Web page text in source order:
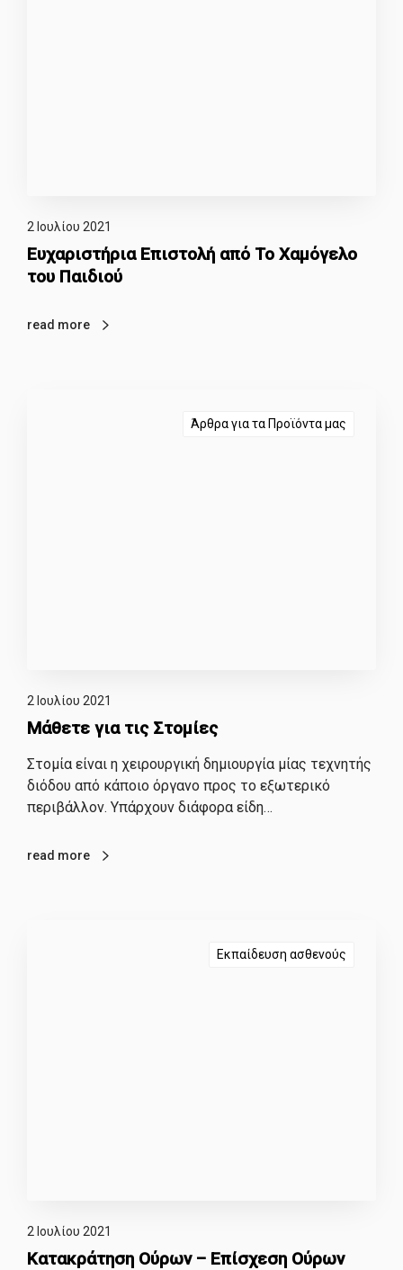
2 Ιουλίου 2021
Ευχαριστήρια Επιστολή από Το Χαμόγελο
του Παιδιού
read more
Άρθρα για τα Προϊόντα μας
2 Ιουλίου 2021
Μάθετε για τις Στομίες
Στομία είναι η χειρουργική δημιουργία μίας τεχνητής
διόδου από κάποιο όργανο προς το εξωτερικό
περιβάλλον. Υπάρχουν διάφορα είδη…
read more
Εκπαίδευση ασθενούς
2 Ιουλίου 2021
Κατακράτηση Ούρων – Επίσχεση Ούρων